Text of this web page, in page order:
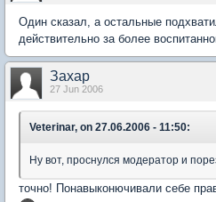
Один сказал, а остальные
действительно за более
Захар
27 Jun 2006
Veterinar, on 27.06.2006 - 11:50:
Ну вот, проснулся модератор и
точно! Понавыконючивали себе